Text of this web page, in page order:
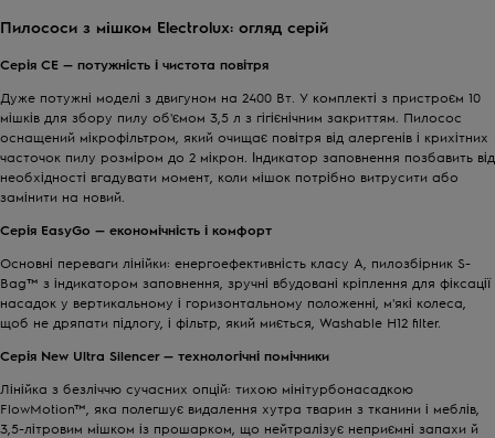
Пилососи з мішком Electrolux: огляд серій
Серія CE — потужність і чистота повітря
Дуже потужні моделі з двигуном на 2400 Вт. У комплекті з пристроєм 10
мішків для збору пилу об'ємом 3,5 л з гігієнічним закриттям. Пилосос
оснащений мікрофільтром, який очищає повітря від алергенів і крихітних
часточок пилу розміром до 2 мікрон. Індикатор заповнення позбавить від
необхідності вгадувати момент, коли мішок потрібно витрусити або
замінити на новий.
Серія EasyGo — економічність і комфорт
Основні переваги лінійки: енергоефективність класу A, пилозбірник S-
Bag™ з індикатором заповнення, зручні вбудовані кріплення для фіксації
насадок у вертикальному і горизонтальному положенні, м'які колеса,
щоб не дряпати підлогу, і фільтр, який миється, Washable H12 filter.
Серія New Ultra Silencer— технологічні помічники
Лінійка з безліччю сучасних опцій: тихою мінітурбонасадкою
FlowMotion™, яка полегшує видалення хутра тварин з тканини і меблів,
3,5-літровим мішком із прошарком, що нейтралізує неприємні запахи й